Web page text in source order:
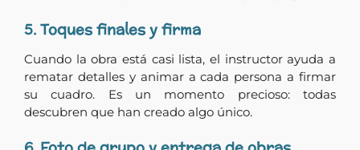
5. Toques finales y firma
Cuando la obra está casi lista, el instructor ayuda a
rematar detalles y animar a cada persona a firmar
su cuadro. Es un momento precioso: todas
descubren que han creado algo único.